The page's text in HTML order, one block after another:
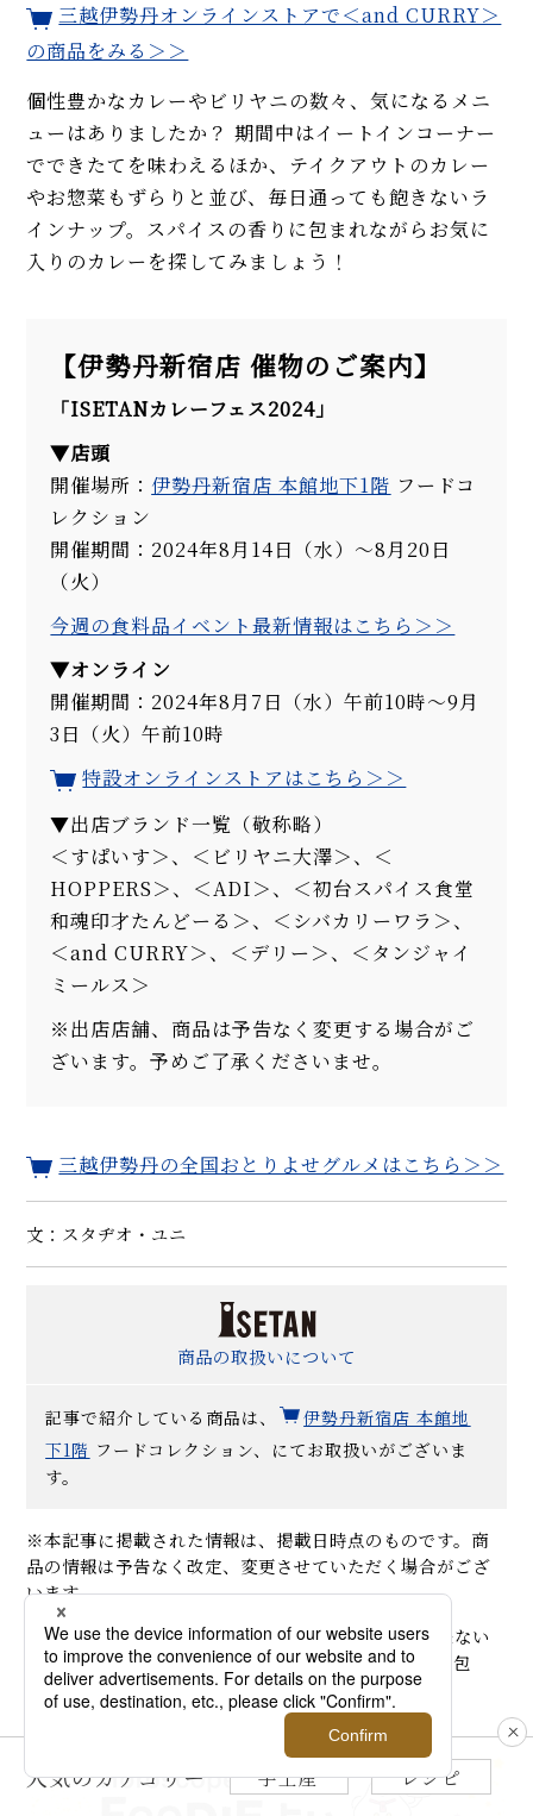
三越伊勢丹オンラインストアで＜and CURRY＞
の商品をみる＞＞
個性豊かなカレーやビリヤニの数々、気になるメニ
ューはありましたか？ 期間中はイートインコーナー
でできたてを味わえるほか、テイクアウトのカレー
やお惣菜もずらりと並び、毎日通っても飽きないラ
インナップ。スパイスの香りに包まれながらお気に
入りのカレーを探してみましょう！
【伊勢丹新宿店 催物のご案内】
「ISETANカレーフェス2024」
▼店頭
開催場所： 伊勢丹新宿店 本館地下1階 フードコ
レクション
開催期間：2024年8月14日（水）～8月20日
（火）
今週の食料品イベント最新情報はこちら＞＞
▼オンライン
開催期間：2024年8月7日（水）午前10時～9月
3日（火）午前10時
特設オンラインストアはこちら＞＞
▼出店ブランド一覧（敬称略）
＜すぱいす＞、＜ビリヤニ大澤＞、＜
HOPPERS＞、＜ADI＞、＜初台スパイス食堂
和魂印才たんどーる＞、＜シバカリーワラ＞、
＜and CURRY＞、＜デリー＞、＜タンジャイ
ミールス＞
※出店店舗、商品は予告なく変更する場合がご
ざいます。予めご了承くださいませ。
三越伊勢丹の全国おとりよせグルメはこちら＞＞
文：スタヂオ・ユニ
商品の取扱いについて
記事で紹介している商品は、
伊勢丹新宿店 本館地
下1階 フードコレクション、にてお取扱いがございま
す。
※本記事に掲載された情報は、掲載日時点のものです。商
品の情報は予告なく改定、変更させていただく場合がござ
います。
※オンラインストアでは商品によりギフト包装が出来ない
場合がございます。詳しくは各商品ページの「ギフト包
装」をご確認ください。
人気のカテゴリー 手土産 レシピ